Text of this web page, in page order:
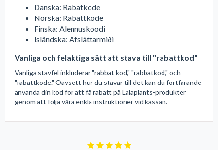
Danska: Rabatkode
Norska: Rabattkode
Finska: Alennuskoodi
Isländska: Afsláttarmiði
Vanliga och felaktiga sätt att stava till "rabattkod"
Vanliga stavfel inkluderar "rabbat kod," "rabbatkod," och
"rabattkode." Oavsett hur du stavar till det kan du fortfarande
använda din kod för att få rabatt på Lalaplants-produkter
genom att följa våra enkla instruktioner vid kassan.